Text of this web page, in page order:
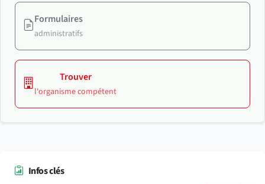
Formulaires
administratifs
Trouver
l'organisme compétent
Infos clés